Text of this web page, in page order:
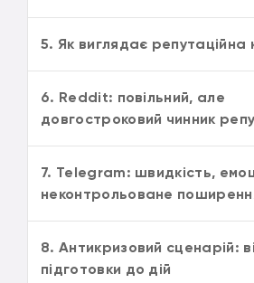
5. Як виглядає репутаційна
6. Reddit: повільний, але
довгостроковий чинник
7. Telegram: швидкість,
неконтрольоване
8. Антикризовий сценарій:
підготовки до дій